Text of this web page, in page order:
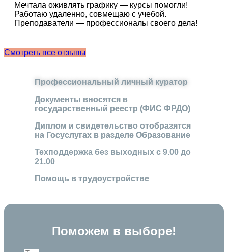
Мечтала оживлять графику — курсы помогли!
Работаю удаленно, совмещаю с учебой.
Преподаватели — профессионалы своего дела!
Смотреть все отзывы
Профессиональный личный куратор
Документы вносятся в
государственный реестр (ФИС ФРДО)
Диплом и свидетельство отобразятся
на Госуслугах в разделе Образование
Техподдержка без выходных с 9.00 до
21.00
Помощь в трудоустройстве
Поможем в выборе!